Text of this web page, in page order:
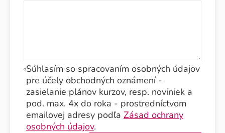
Súhlasím so spracovaním osobných údajov
pre účely obchodných oznámení -
zasielanie plánov kurzov, resp. noviniek a
pod. max. 4x do roka - prostredníctvom
emailovej adresy podľa Zásad ochrany
osobných údajov.